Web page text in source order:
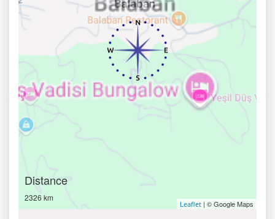
Distance
2326 km
Leaflet | © Google Maps